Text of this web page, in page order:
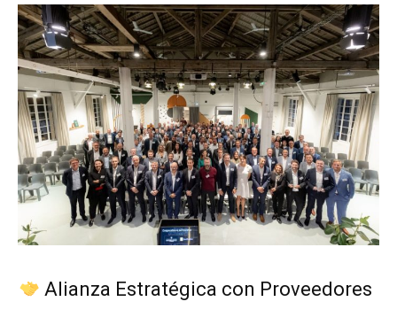
Alianza Estratégica con Proveedores